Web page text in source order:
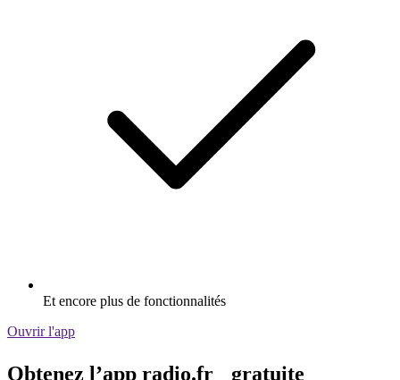
Et encore plus de fonctionnalités
Ouvrir l'app
Obtenez l’app radio.fr gratuite